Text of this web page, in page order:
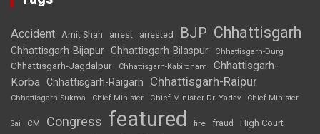
Accident Amit Shah arrest arrested BJP Chhattisgarh
Chhattisgarh-Bijapur Chhattisgarh-Bilaspur Chhattisgarh-Durg
Chhattisgarh-Jagdalpur Chhattisgarh-Kabirdham
Chhattisgarh-
Korba Chhattisgarh-Raigarh Chhattisgarh-Raipur
Chhattisgarh-Sukma Chief Minister Chief Minister Dr. Yadav Chief Minister
Sai CM Congress featured fire fraud High Court